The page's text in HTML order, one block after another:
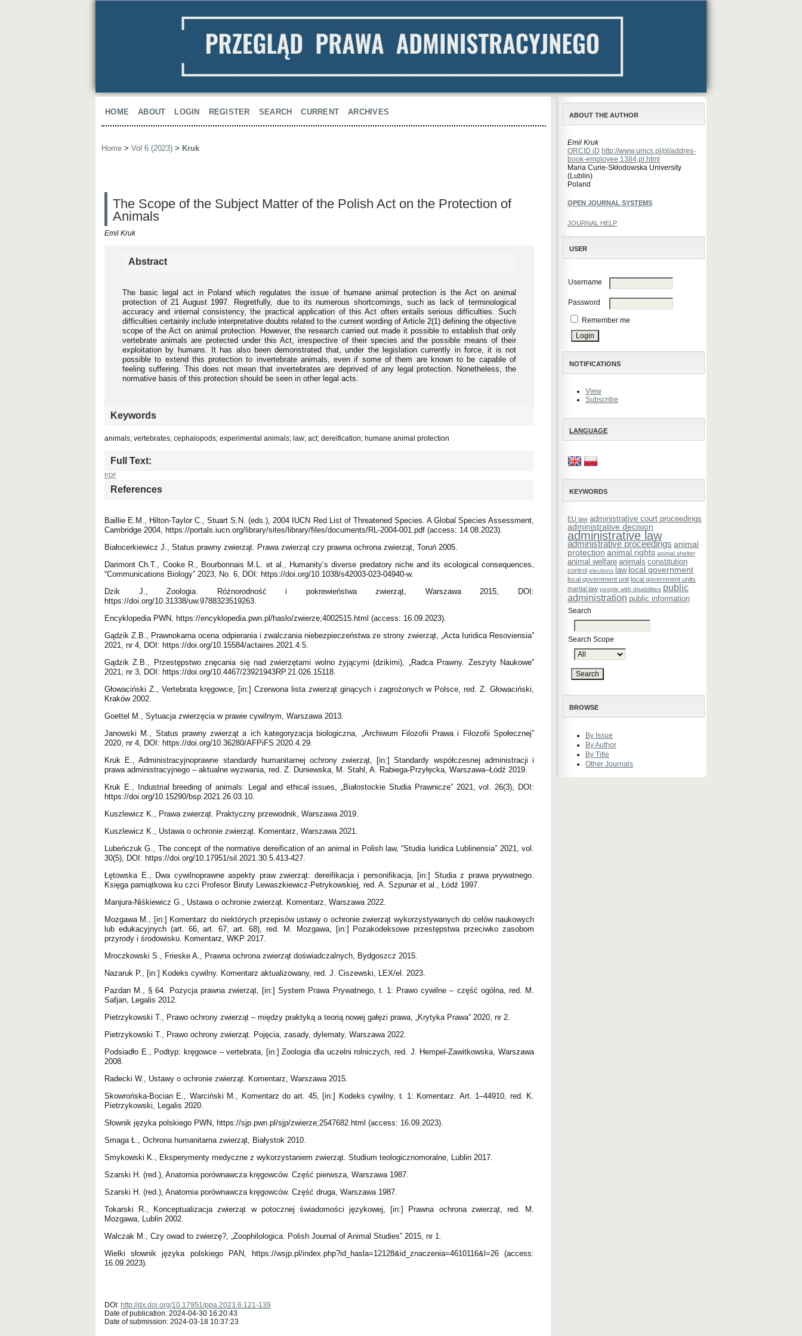
ABOUT THE AUTHOR
Emil Kruk
ORCID iD http://www.umcs.pl/pl/addres-
book-employee,1384,pl.html
Maria Curie-Skłodowska University
(Lublin)
Poland
OPEN JOURNAL SYSTEMS
JOURNAL HELP
USER
Username
Password
Remember me
NOTIFICATIONS
View
Subscribe
LANGUAGE
KEYWORDS
EU law administrative court proceedings
administrative decision
administrative law
administrative proceedings animal
protection animal rights animal shelter
animal welfare animals constitution
control elections law local government
local government unit local government units
martial law people with disabilities public
administration public information
Search
Search Scope
BROWSE
By Issue
By Author
By Title
Other Journals
HOME ABOUT LOGIN REGISTER SEARCH CURRENT ARCHIVES
Home > Vol 6 (2023) > Kruk
The Scope of the Subject Matter of the Polish Act on the Protection of
Animals
Emil Kruk
Abstract
The basic legal act in Poland which regulates the issue of humane animal protection is the Act on animal
protection of 21 August 1997. Regretfully, due to its numerous shortcomings, such as lack of terminological
accuracy and internal consistency, the practical application of this Act often entails serious difficulties. Such
difficulties certainly include interpretative doubts related to the current wording of Article 2(1) defining the objective
scope of the Act on animal protection. However, the research carried out made it possible to establish that only
vertebrate animals are protected under this Act, irrespective of their species and the possible means of their
exploitation by humans. It has also been demonstrated that, under the legislation currently in force, it is not
possible to extend this protection to invertebrate animals, even if some of them are known to be capable of
feeling suffering. This does not mean that invertebrates are deprived of any legal protection. Nonetheless, the
normative basis of this protection should be seen in other legal acts.
Keywords
animals; vertebrates; cephalopods; experimental animals; law; act; dereification; humane animal protection
Full Text:
PDF
References
Baillie E.M., Hilton-Taylor C., Stuart S.N. (eds.), 2004 IUCN Red List of Threatened Species. A Global Species Assessment,
Cambridge 2004, https://portals.iucn.org/library/sites/library/files/documents/RL-2004-001.pdf (access: 14.08.2023).
Białocerkiewicz J., Status prawny zwierząt. Prawa zwierząt czy prawna ochrona zwierząt, Toruń 2005.
Darimont Ch.T., Cooke R., Bourbonnais M.L. et al., Humanity’s diverse predatory niche and its ecological consequences,
“Communications Biology” 2023, No. 6, DOI: https://doi.org/10.1038/s42003-023-04940-w.
Dzik J., Zoologia. Różnorodność i pokrewieństwa zwierząt, Warszawa 2015, DOI:
https://doi.org/10.31338/uw.9788323519263.
Encyklopedia PWN, https://encyklopedia.pwn.pl/haslo/zwierze;4002515.html (access: 16.09.2023).
Gądzik Z.B., Prawnokarna ocena odpierania i zwalczania niebezpieczeństwa ze strony zwierząt, „Acta Iuridica Resoviensia”
2021, nr 4, DOI: https://doi.org/10.15584/actaires.2021.4.5.
Gądzik Z.B., Przestępstwo znęcania się nad zwierzętami wolno żyjącymi (dzikimi), „Radca Prawny. Zeszyty Naukowe”
2021, nr 3, DOI: https://doi.org/10.4467/23921943RP.21.026.15118.
Głowaciński Z., Vertebrata kręgowce, [in:] Czerwona lista zwierząt ginących i zagrożonych w Polsce, red. Z. Głowaciński,
Kraków 2002.
Goettel M., Sytuacja zwierzęcia w prawie cywilnym, Warszawa 2013.
Janowski M., Status prawny zwierząt a ich kategoryzacja biologiczna, „Archiwum Filozofii Prawa i Filozofii Społecznej”
2020, nr 4, DOI: https://doi.org/10.36280/AFPiFS.2020.4.29.
Kruk E., Administracyjnoprawne standardy humanitarnej ochrony zwierząt, [in:] Standardy współczesnej administracji i
prawa administracyjnego – aktualne wyzwania, red. Z. Duniewska, M. Stahl, A. Rabiega-Przyłęcka, Warszawa–Łódź 2019.
Kruk E., Industrial breeding of animals: Legal and ethical issues, „Białostockie Studia Prawnicze” 2021, vol. 26(3), DOI:
https://doi.org/10.15290/bsp.2021.26.03.10.
Kuszlewicz K., Prawa zwierząt. Praktyczny przewodnik, Warszawa 2019.
Kuszlewicz K., Ustawa o ochronie zwierząt. Komentarz, Warszawa 2021.
Lubeńczuk G., The concept of the normative dereification of an animal in Polish law, “Studia Iuridica Lublinensia” 2021, vol.
30(5), DOI: https://doi.org/10.17951/sil.2021.30.5.413-427.
Łętowska E., Dwa cywilnoprawne aspekty praw zwierząt: dereifikacja i personifikacja, [in:] Studia z prawa prywatnego.
Księga pamiątkowa ku czci Profesor Biruty Lewaszkiewicz-Petrykowskiej, red. A. Szpunar et al., Łódź 1997.
Manjura-Niśkiewicz G., Ustawa o ochronie zwierząt. Komentarz, Warszawa 2022.
Mozgawa M., [in:] Komentarz do niektórych przepisów ustawy o ochronie zwierząt wykorzystywanych do celów naukowych
lub edukacyjnych (art. 66, art. 67, art. 68), red. M. Mozgawa, [in:] Pozakodeksowe przestępstwa przeciwko zasobom
przyrody i środowisku. Komentarz, WKP 2017.
Mroczkowski S., Frieske A., Prawna ochrona zwierząt doświadczalnych, Bydgoszcz 2015.
Nazaruk P., [in:] Kodeks cywilny. Komentarz aktualizowany, red. J. Ciszewski, LEX/el. 2023.
Pazdan M., § 64. Pozycja prawna zwierząt, [in:] System Prawa Prywatnego, t. 1: Prawo cywilne – część ogólna, red. M.
Safjan, Legalis 2012.
Pietrzykowski T., Prawo ochrony zwierząt – między praktyką a teorią nowej gałęzi prawa, „Krytyka Prawa” 2020, nr 2.
Pietrzykowski T., Prawo ochrony zwierząt. Pojęcia, zasady, dylematy, Warszawa 2022.
Podsiadło E., Podtyp: kręgowce – vertebrata, [in:] Zoologia dla uczelni rolniczych, red. J. Hempel-Zawitkowska, Warszawa
2008.
Radecki W., Ustawy o ochronie zwierząt. Komentarz, Warszawa 2015.
Skowrońska-Bocian E., Warciński M., Komentarz do art. 45, [in:] Kodeks cywilny, t. 1: Komentarz. Art. 1–44910, red. K.
Pietrzykowski, Legalis 2020.
Słownik języka polskiego PWN, https://sjp.pwn.pl/sjp/zwierze;2547682.html (access: 16.09.2023).
Smaga Ł., Ochrona humanitarna zwierząt, Białystok 2010.
Smykowski K., Eksperymenty medyczne z wykorzystaniem zwierząt. Studium teologicznomoralne, Lublin 2017.
Szarski H. (red.), Anatomia porównawcza kręgowców. Część pierwsza, Warszawa 1987.
Szarski H. (red.), Anatomia porównawcza kręgowców. Część druga, Warszawa 1987.
Tokarski R., Konceptualizacja zwierząt w potocznej świadomości językowej, [in:] Prawna ochrona zwierząt, red. M.
Mozgawa, Lublin 2002.
Walczak M., Czy owad to zwierzę?, „Zoophilologica. Polish Journal of Animal Studies” 2015, nr 1.
Wielki słownik języka polskiego PAN, https://wsjp.pl/index.php?id_hasla=12128&id_znaczenia=4610116&l=26 (access:
16.09.2023).
DOI: http://dx.doi.org/10.17951/ppa.2023.6.121-139
Date of publication: 2024-04-30 16:20:43
Date of submission: 2024-03-18 10:37:23